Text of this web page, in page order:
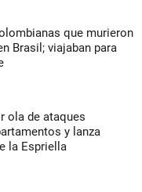
que murieron
Brasil; viajaban para
ola de ataques
y lanza
la Espriella